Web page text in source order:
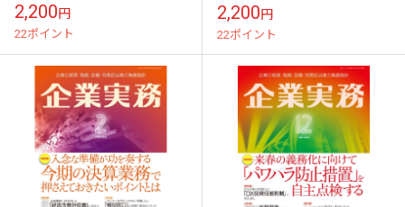
2,200円
22ポイント
2,200円
22ポイント